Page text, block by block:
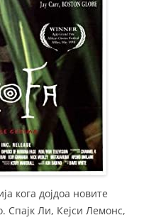
кога дојдоа новите
Спајк Ли, Кејси Лемонс,